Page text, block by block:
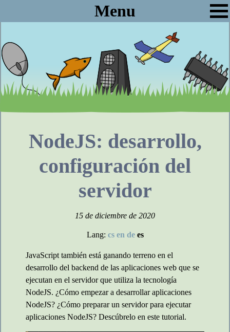
Menu
NodeJS: desarrollo,
configuración del
servidor
15 de diciembre de 2020
Lang: cs en de es
JavaScript también está ganando terreno en el
desarrollo del backend de las aplicaciones web que se
ejecutan en el servidor que utiliza la tecnología
NodeJS. ¿Cómo empezar a desarrollar aplicaciones
NodeJS? ¿Cómo preparar un servidor para ejecutar
aplicaciones NodeJS? Descúbrelo en este tutorial.